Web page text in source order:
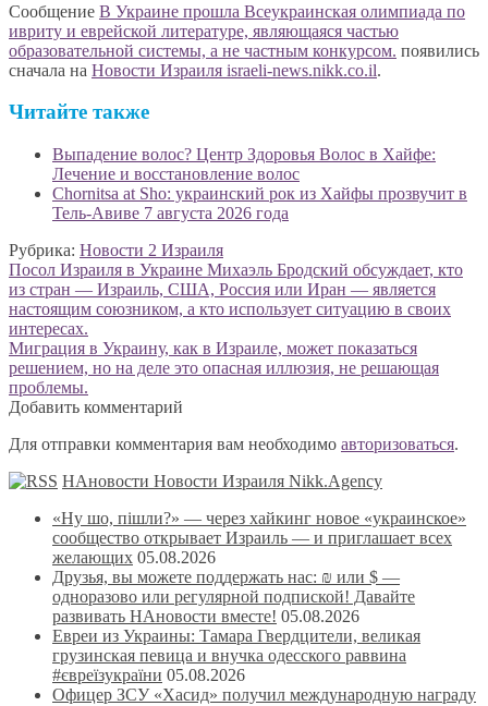
Сообщение В Украине прошла Всеукраинская олимпиада по
ивриту и еврейской литературе, являющаяся частью
образовательной системы, а не частным конкурсом. появились
сначала на Новости Израиля israeli-news.nikk.co.il.
Читайте также
Выпадение волос? Центр Здоровья Волос в Хайфе:
Лечение и восстановление волос
Chornitsa at Sho: украинский рок из Хайфы прозвучит в
Тель-Авиве 7 августа 2026 года
Рубрика: Новости 2 Израиля
Навигация
по
записям
Предыдущая
запись:
Посол Израиля в Украине Михаэль Бродский обсуждает, кто
из стран — Израиль, США, Россия или Иран — является
настоящим союзником, а кто использует ситуацию в своих
интересах.
Следующая
запись:
Миграция в Украину, как в Израиле, может показаться
решением, но на деле это опасная иллюзия, не решающая
проблемы.
Добавить комментарий
Для отправки комментария вам необходимо авторизоваться.
НАновости Новости Израиля Nikk.Agency
«Ну шо, пішли?» — через хайкинг новое «украинское»
сообщество открывает Израиль — и приглашает всех
желающих 05.08.2026
Друзья, вы можете поддержать нас: ₪ или $ —
одноразово или регулярной подпиской! Давайте
развивать НАновости вместе! 05.08.2026
Евреи из Украины: Тамара Гвердцители, великая
грузинская певица и внучка одесского раввина
#євреїзукраїни 05.08.2026
Офицер ЗСУ «Хасид» получил международную награду